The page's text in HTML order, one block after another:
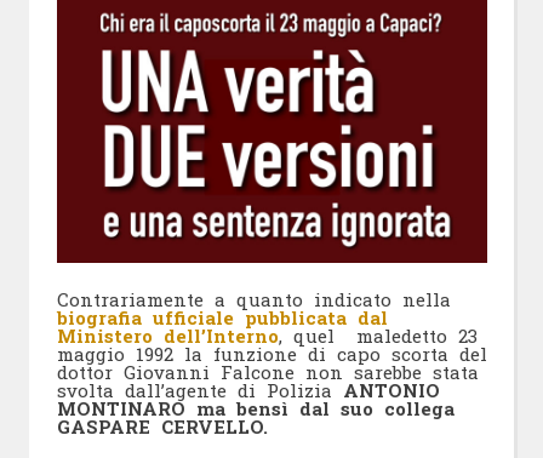
Contrariamente a quanto indicato nella
biografia ufficiale pubblicata dal
Ministero dell’Interno, quel maledetto 23
maggio 1992 la funzione di capo scorta del
dottor Giovanni Falcone non sarebbe stata
svolta dall’agente di Polizia ANTONIO
MONTINARO ma bensì dal suo collega
GASPARE CERVELLO.